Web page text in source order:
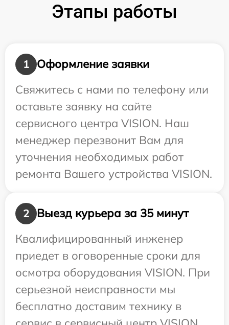
Этапы работы
1
Оформление заявки
Свяжитесь с нами по телефону или
оставьте заявку на сайте
сервисного центра VISION. Наш
менеджер перезвонит Вам для
уточнения необходимых работ
ремонта Вашего устройства VISION.
2
Выезд курьера за 35 минут
Квалифицированный инженер
приедет в оговоренные сроки для
осмотра оборудования VISION. При
серьезной неисправности мы
бесплатно доставим технику в